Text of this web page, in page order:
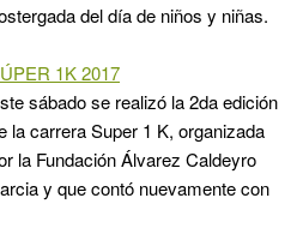
del día de niños y niñas.
1K 2017
sábado se realizó la 2da edición
la carrera Super 1 K, organizada
la Fundación Álvarez Caldeyro
y que contó nuevamente con